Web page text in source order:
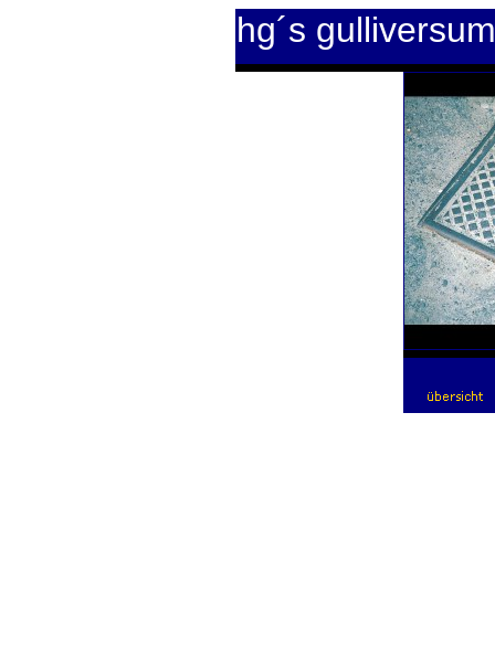
hg´s gulliversum